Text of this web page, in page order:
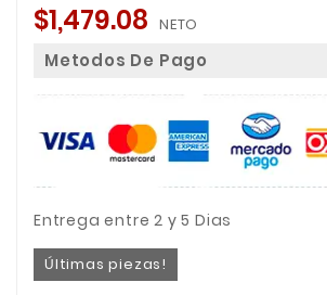
$1,479.08 NETO
Metodos De Pago
Entrega entre 2 y 5 Dias
Últimas piezas!